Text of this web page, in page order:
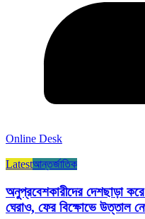
Online Desk
Latestআন্তর্জাতিক
অনুপ্রবেশকারীদের দেশছাড়া
ঘেরাও, ফের বিক্ষোভে উত্তাল